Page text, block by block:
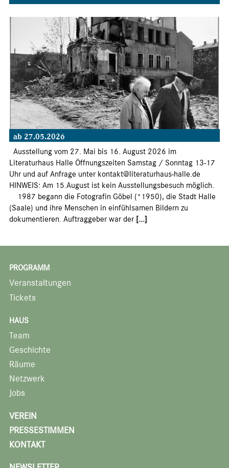
ab 27.05.2026
Ausstellung vom 27. Mai bis 16. August 2026 im
Literaturhaus Halle Öffnungszeiten Samstag / Sonntag 13-17
Uhr und auf Anfrage unter kontakt@literaturhaus-halle.de
HINWEIS: Am 15.August ist kein Ausstellungsbesuch möglich.
1987 begann die Fotografin Göbel (*1950), die Stadt Halle
(Saale) und ihre Menschen in einfühlsamen Bildern zu
dokumentieren. Auftraggeber war der [...]
PROGRAMM
Veranstaltungen
Tickets
HAUS
Team
Geschichte
Räume
Netzwerk
Jobs
VEREIN
PRESSESTIMMEN
KONTAKT